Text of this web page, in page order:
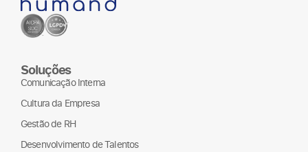
Soluções
Comunicação Interna
Cultura da Empresa
Gestão de RH
Desenvolvimento de Talentos